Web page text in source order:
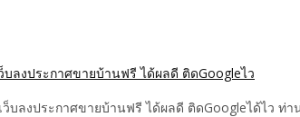
บลงประกาศขายบ้านฟรี ได้ผลดี ติดGoogleได้ไว ท่